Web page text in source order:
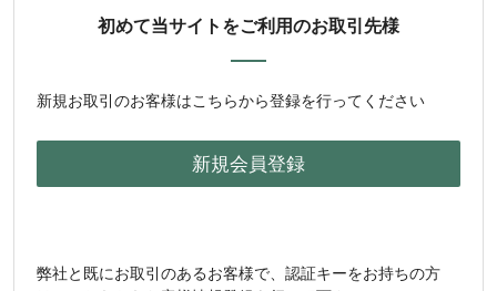
初めて当サイトをご利用のお取引先様
新規お取引のお客様はこちらから登録を行ってください
弊社と既にお取引のあるお客様で、認証キーをお持ちの方